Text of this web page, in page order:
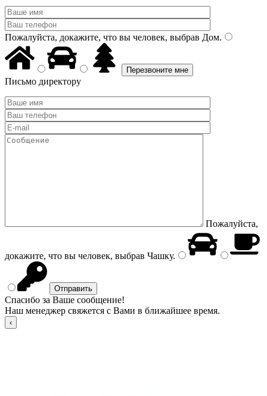
Пожалуйста, докажите, что вы человек, выбрав Дом.
Письмо директору
Пожалуйста,
докажите, что вы человек, выбрав Чашку.
Спасибо за Ваше сообщение!
Наш менеджер свяжется с Вами в ближайшее время.